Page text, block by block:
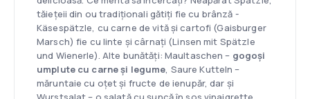
tăiețeii din ou tradiționali gătiți fie cu brânză -
Käsespätzle, cu carne de vită și cartofi (Gaisburger
Marsch) fie cu linte și cârnați (Linsen mit Spätzle
und Wienerle). Alte bunătăți: Maultaschen – gogoși
umplute cu carne și legume, Saure Kutteln –
măruntaie cu oțet și fructe de ienupăr, dar și